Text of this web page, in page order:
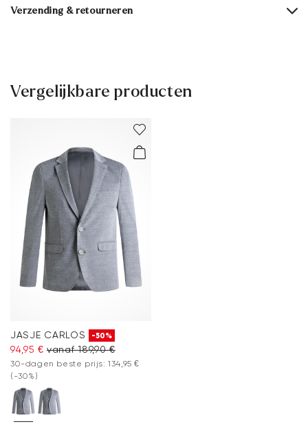
Samenstelling materiaal:
Verzending & retourneren
30 dagen gratis retour
Klantenservice - Contactformulier
Meer informatie over dit onderwerp vindt u in het gedeelte
Veelgestelde vragen .
Vergelijkbare producten
JASJE CARLOS -50%
94,95 € vanaf 189,90 €
30-dagen beste prijs: 134,95 €
(-30%)